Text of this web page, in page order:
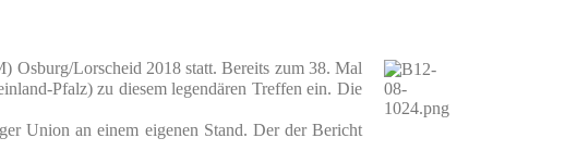
Osburg/Lorscheid 2018 statt. Bereits zum 38. Mal
Pfalz) zu diesem legendären Treffen ein. Die
Union an einem eigenen Stand. Der der Bericht